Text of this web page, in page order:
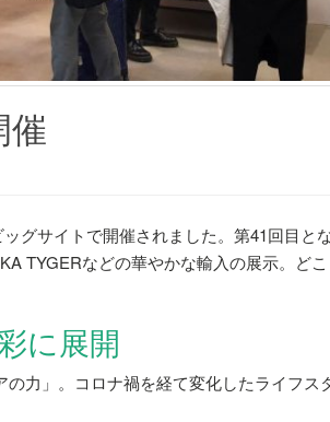
催
グサイトで開催されました。第41回目と
TYGERなどの華やかな輸入の展示。ど
に展開
力」。コロナ禍を経て変化したライフス